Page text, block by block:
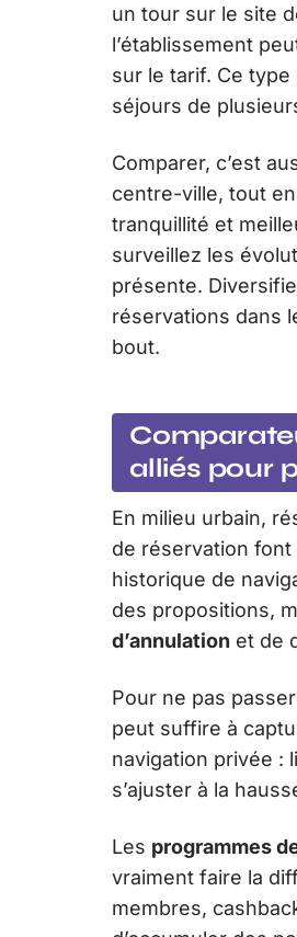
un tour sur le site
l’établissement
sur le tarif. Ce
séjours de
Comparer, c’est
centre-ville, tout
tranquillité et
surveillez les
présente.
réservations dans
bout.
alliés pour
En milieu urbain,
de réservation
historique de
des propositions,
d’annulation et de
Pour ne pas
peut suffire à
navigation privée :
s’ajuster à la
Les programmes
vraiment faire la
membres,